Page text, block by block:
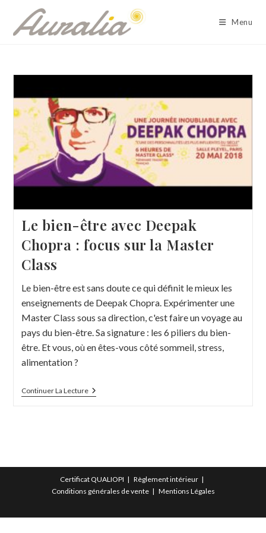
content
Menu
Le bien-être avec Deepak
Chopra : focus sur la Master
Class
Le bien-être est sans doute ce qui définit le mieux les
enseignements de Deepak Chopra. Expérimenter une
Master Class sous sa direction, c'est faire un voyage au
pays du bien-être. Sa signature : les 6 piliers du bien-
être. Et vous, où en êtes-vous côté sommeil, stress,
alimentation ?
Continuer La LectureLe
Bien-
Sur
La
Master
Class
Certificat QUALIOPI
Règlement intérieur
Conditions générales de vente
Mentions Légales